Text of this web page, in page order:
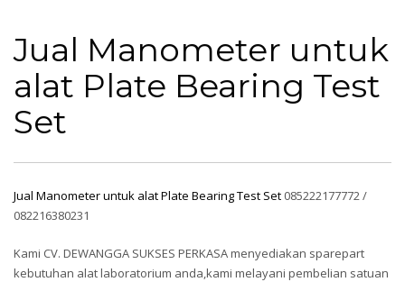
Jual Manometer untuk
alat Plate Bearing Test
Set
Jual Manometer untuk alat Plate Bearing Test Set 085222177772 /
082216380231
Kami CV. DEWANGGA SUKSES PERKASA menyediakan sparepart
kebutuhan alat laboratorium anda,kami melayani pembelian satuan